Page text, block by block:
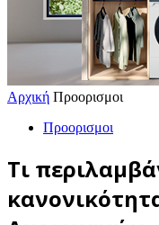
Αρχική Προορισμοι
Προορισμοι
Τι